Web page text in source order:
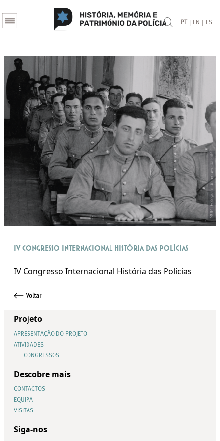
PT | EN | ES
IV Congresso Internacional História das Polícias
IV Congresso Internacional História das Polícias
Projeto
APRESENTAÇÃO DO PROJETO
ATIVIDADES
CONGRESSOS
Descobre mais
CONTACTOS
EQUIPA
VISITAS
Siga-nos